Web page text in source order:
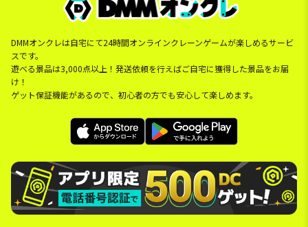
DMMオンクレは自宅にて24時間オンラインクレーンゲームが楽しめるサービ
スです。
遊べる景品は3,000点以上！発送依頼を行えばご自宅に獲得した景品をお届
け！
ゲット保証機能があるので、初心者の方でも安心して楽しめます。